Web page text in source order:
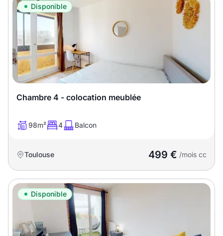
Disponible
Chambre 4 - colocation meublée
98m² 4 Balcon
Toulouse 499 € /mois cc
Disponible